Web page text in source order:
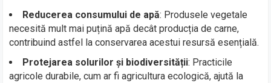
Reducerea consumului de apă: Produsele vegetale
necesită mult mai puțină apă decât producția de carne,
contribuind astfel la conservarea acestui resursă esențială.
Protejarea solurilor și biodiversității: Practicile
agricole durabile, cum ar fi agricultura ecologică, ajută la